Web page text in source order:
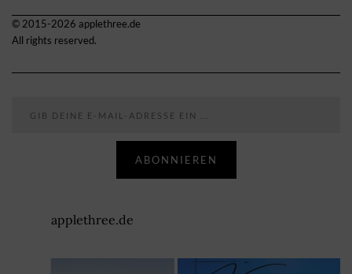
© 2015-2026 applethree.de
All rights reserved.
ABONNIEREN
applethree.de